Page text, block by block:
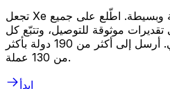
تجعل Xe التحويلات المالية الدولية سهلة وبسيطة. اطّلع على جميع
موثوقة للتوصيل، وتتبّع كل
عملية نقل في الوقت الفعلي. أرسل إلى أكثر من 190 دولة بأكثر
من 130 عملة.
ابدأ